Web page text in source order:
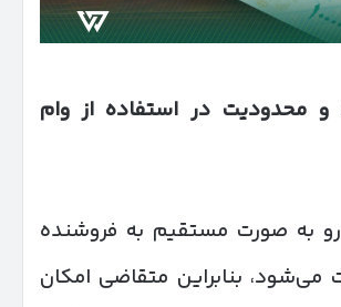
و محدودیت در استفاده از وام
به صورت مستقیم به فروشنده
می‌شود، بنابراین متقاضی امکان